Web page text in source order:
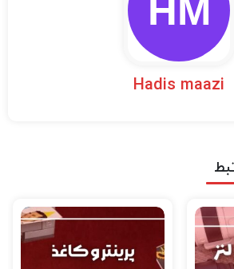
Hadis maazi